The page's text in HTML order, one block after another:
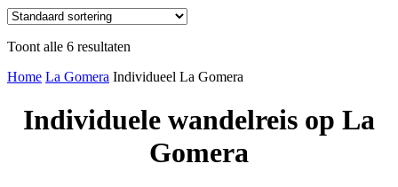
Toont alle 6 resultaten
Home La Gomera Individueel La Gomera
Individuele wandelreis op La
Gomera